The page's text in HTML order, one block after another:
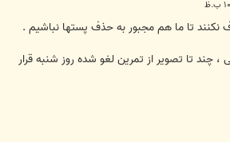
نکنند تا ما هم مجبور به حذف پستها نباشيم .
چند تا تصوير از تمرين لغو شده روز شنبه قرار